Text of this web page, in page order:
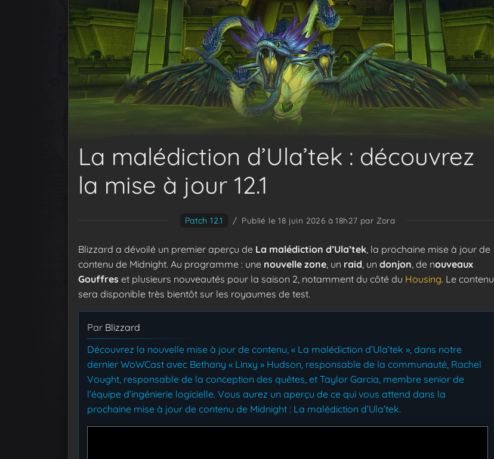
La malédiction d’Ula’tek : découvrez
la mise à jour 12.1
Patch 12.1 / Publié le 18 juin 2026 à 18h27 par Zora
Blizzard a dévoilé un premier aperçu de La malédiction d’Ula’tek , la prochaine mise à jour de
contenu de Midnight. Au programme : une nouvelle zone , un raid , un donjon , de nouveaux
Gouffres et plusieurs nouveautés pour la saison 2, notamment du côté du Housing. Le contenu
sera disponible très bientôt sur les royaumes de test.
Par Blizzard
Découvrez la nouvelle mise à jour de contenu, « La malédiction d’Ula’tek », dans notre
dernier WoWCast avec Bethany « Linxy » Hudson, responsable de la communauté, Rachel
Vought, responsable de la conception des quêtes, et Taylor Garcia, membre senior de
l’équipe d’ingénierie logicielle. Vous aurez un aperçu de ce qui vous attend dans la
prochaine mise à jour de contenu de Midnight : La malédiction d’Ula’tek.